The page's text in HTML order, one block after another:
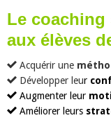
Le coaching
aux élèves
Acquérir une
Développer leur
Augmenter leur
Améliorer leurs